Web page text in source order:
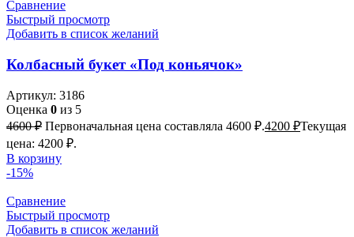
Сравнение
Быстрый просмотр
Добавить в список желаний
Колбасный букет «Под коньячок»
Артикул: 3186
Оценка 0 из 5
4600₽ Первоначальная цена составляла 4600 ₽.4200 ₽Текущая
цена: 4200 ₽.
В корзину
-15%
Сравнение
Быстрый просмотр
Добавить в список желаний